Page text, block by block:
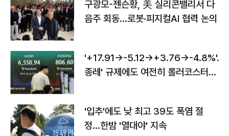
구광모-젠슨황, 美 실리콘밸리서 다
음주 회동…로봇·피지컬AI 협력 논의
'+17.91→-5.12→+3.76→-4.8%'…'
종레' 규제에도 여전히 롤러코스터
'입추'에도 낮 최고 39도 폭염 절
정…한밤 '열대야' 지속